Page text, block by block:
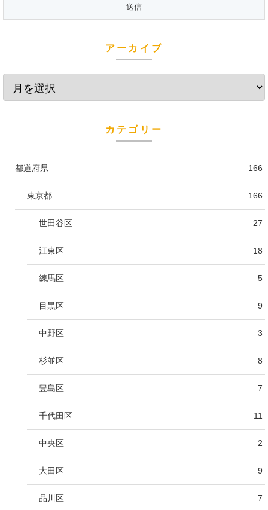
アーカイブ
カテゴリー
都道府県 166
東京都 166
世田谷区 27
江東区 18
練馬区 5
目黒区 9
中野区 3
杉並区 8
豊島区 7
千代田区 11
中央区 2
大田区 9
品川区 7